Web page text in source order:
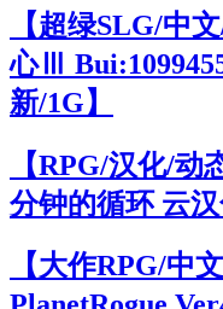
【超绿SLG/中
心Ⅲ
新/1G】
【RPG/汉化/动
分钟的循环 云
【大作RPG/中